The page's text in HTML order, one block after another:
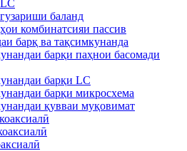
баланд
комбинатсияи пассив
барқ ​​ва тақсимкунанда
барқи паҳнои басомади
барқи LC
барқи микросхема
қувваи муқовимат